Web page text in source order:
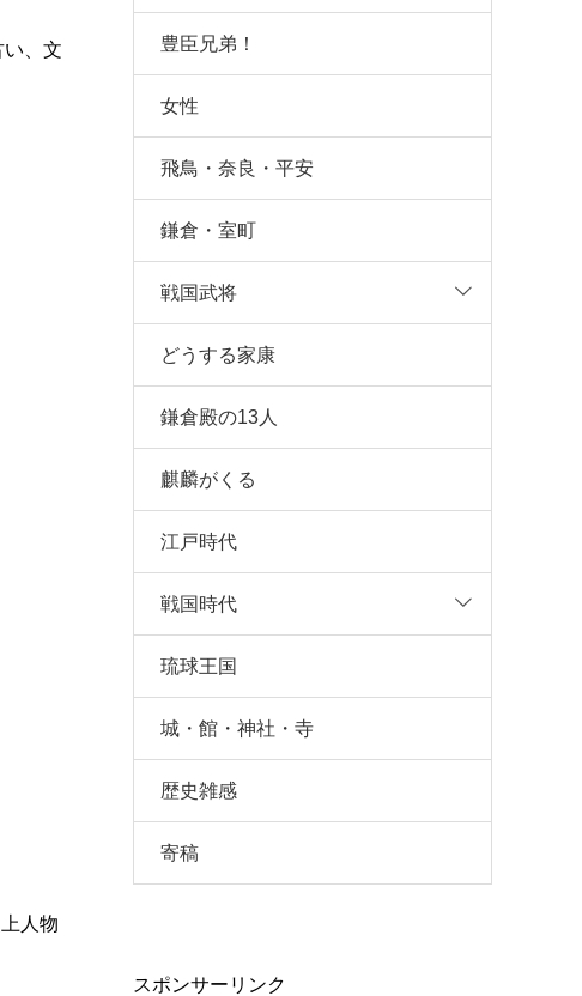
、文
人物
豊臣兄弟！
女性
飛鳥・奈良・平安
鎌倉・室町
戦国武将
どうする家康
鎌倉殿の13人
麒麟がくる
江戸時代
戦国時代
琉球王国
城・館・神社・寺
歴史雑感
寄稿
スポンサーリンク